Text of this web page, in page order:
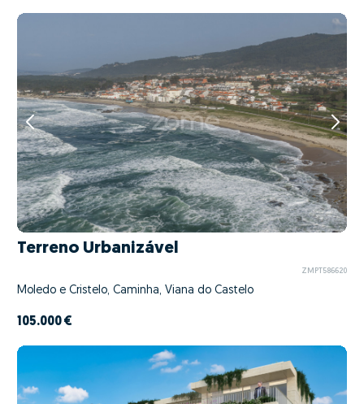
Terreno Urbanizável
ZMPT586620
Moledo e Cristelo, Caminha, Viana do Castelo
105.000 €